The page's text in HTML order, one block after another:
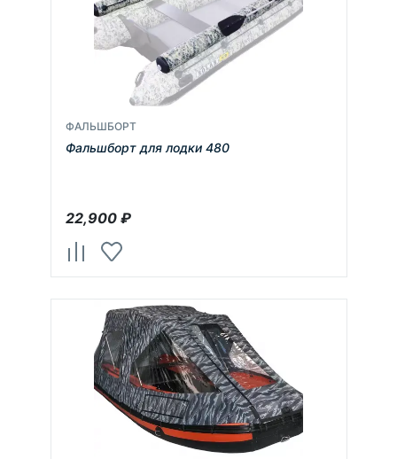
ФАЛЬШБОРТ
Фальшборт для лодки 480
22,900₽